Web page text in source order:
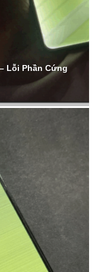
Lỗi Phần Cứng